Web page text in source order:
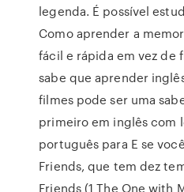
legenda. É possível
Como aprender a
fácil e rápida em vez de
sabe que aprender
filmes pode ser uma
primeiro em inglês com
português para E se
Friends, que tem dez
Friends (1 The One with